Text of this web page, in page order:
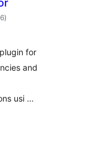
totale
vurderinger
)
for
and
usi …